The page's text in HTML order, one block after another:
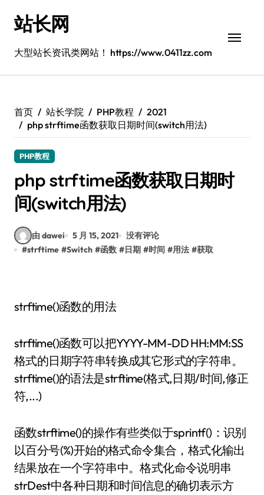
站长网
大型站长资讯类网站！ https://www.0411zz.com
首页 站长学院 PHP教程
2021
php strftime函数获取日期时间(switch用法)
PHP教程
php strftime函数获取日期时
间(switch用法)
由 dawei 5 月 15, 2021
没有评论
#strftime #Switch #函数 #日期 #时间 #用法 #获取
strftime()函数的用法
strftime()函数可以把YYYY-MM-DD HH:MM:SS
格式的日期字符串转换成其它形式的字符串。
strftime()的语法是strftime(格式,日期/时间,修正
符,...)
函数strftime()的操作有些类似于sprintf()：识别
以百分号(%)开始的格式命令集合，格式化输出
结果放在一个字符串中。格式化命令说明串
strDest中各种日期和时间信息的确切表示方